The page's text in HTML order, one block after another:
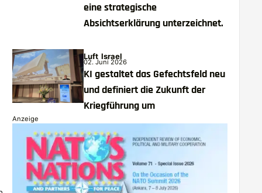
eine strategische
Absichtserklärung unterzeichnet.
Luft Israel
02. Juni 2026
KI gestaltet das Gefechtsfeld neu
und definiert die Zukunft der
Kriegführung um
Anzeige